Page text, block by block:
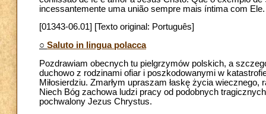
incessantemente uma união sempre mais íntima com
[01343-06.01] [Texto original: Português]
○ Saluto in lingua polacca
Pozdrawiam obecnych tu pielgrzymów polskich, a
duchowo z rodzinami ofiar i poszkodowanymi w
Miłosierdziu. Zmarłym upraszam łaskę życia
Niech Bóg zachowa ludzi pracy od podobnych
pochwalony Jezus Chrystus.